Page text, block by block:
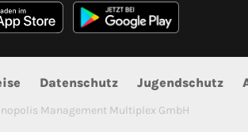
Datenschutz Jugendschutz
Management Multiplex GmbH